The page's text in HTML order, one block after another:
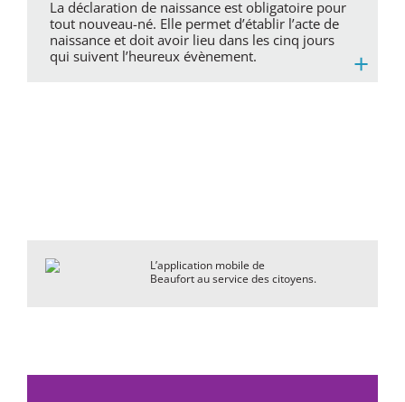
La déclaration de naissance est obligatoire pour
tout nouveau-né. Elle permet d’établir l’acte de
naissance et doit avoir lieu dans les cinq jours
qui suivent l’heureux évènement.
+
L’application mobile de
Beaufort au service des citoyens.